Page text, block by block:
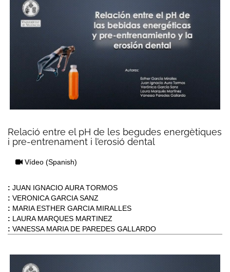
Relació entre el pH de les begudes energètiques
i pre-entrenament i l’erosió dental
Vídeo (Spanish)
: JUAN IGNACIO AURA TORMOS
: VERONICA GARCIA SANZ
: MARIA ESTHER GARCIA MIRALLES
: LAURA MARQUES MARTINEZ
: VANESSA MARIA DE PAREDES GALLARDO